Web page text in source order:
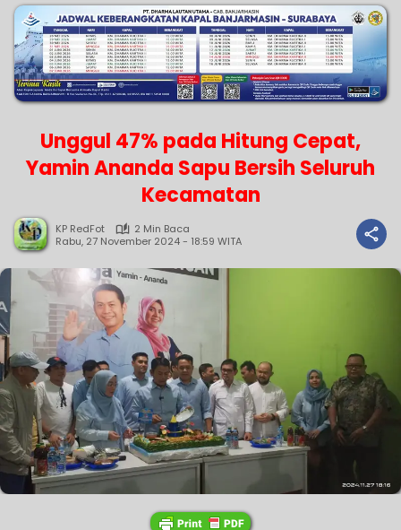
Unggul 47% pada Hitung Cepat,
Yamin Ananda Sapu Bersih Seluruh
Kecamatan
KP RedFot
2 Min Baca
Rabu, 27 November 2024 - 18:59 WITA